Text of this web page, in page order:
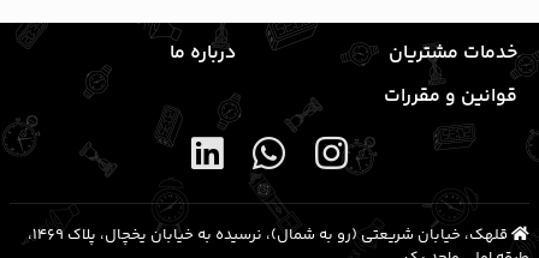
خدمات مشتریان
درباره ما
قوانین و مقررات
قلهک، خیابان شریعتی (رو به شمال)، نرسیده به خیابان یخچال، پلاک ۱۴۶۹،